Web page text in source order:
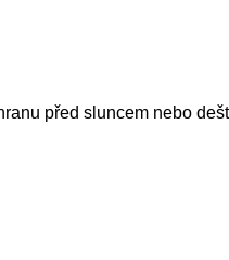
před sluncem nebo